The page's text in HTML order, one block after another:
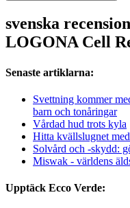
svenska
LOGONA Cell
Senaste artiklarna:
Svettning kommer
barn och tonåringar
Vårdad hud trots kyla
Hitta kvällslugnet
Solvård och -skydd:
Miswak - världens
Upptäck Ecco Verde: